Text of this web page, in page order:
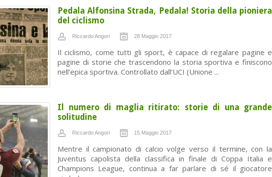
Pedala Alfonsina Strada, Pedala! Storia della pioniera
del ciclismo
Riccardo Angori 28 Maggio 2017
Il ciclismo, come tutti gli sport, è capace di regalare pagine e
pagine di storie che trascendono la storia sportiva e finiscono
nell’epica sportiva. Controllato dall’UCI (Unione ...
Il numero di maglia ritirato: storie di una grande
solitudine
Riccardo Angori 15 Maggio 2017
Mentre il campionato di calcio volge verso il termine, con la
Juventus capolista della classifica in finale di Coppa Italia e
Champions League, continua a far parlare di sé il giocatore